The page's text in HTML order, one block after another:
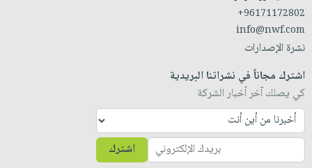
+96171172802
info@nwf.com
نشرة الإصدارات
اشترك مجاناً في نشراتنا البريدية
كي يصلك آخر أخبار الشركة
اشترك